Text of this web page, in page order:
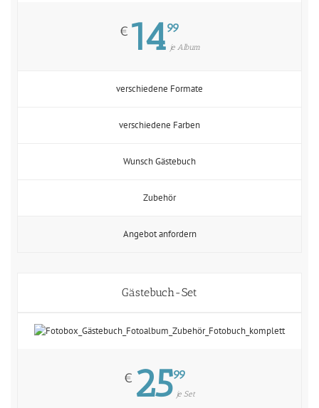
€ 1499
je Album
verschiedene Formate
verschiedene Farben
Wunsch Gästebuch
Zubehör
Angebot anfordern
Gästebuch-Set
€ 2599
je Set